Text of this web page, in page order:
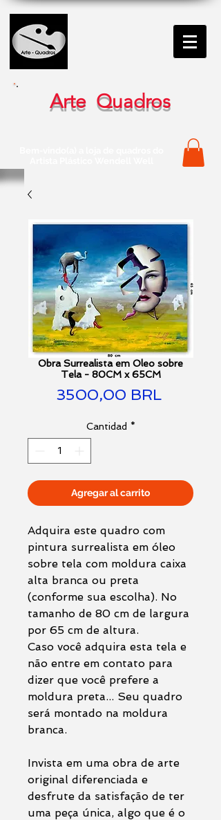
Arte Quadros
Obra Surrealista em Oleo sobre
Tela - 80CM x 65CM
3500,00 BRL
Cantidad *
Agregar al carrito
Adquira este quadro com
pintura surrealista em óleo
sobre tela com moldura caixa
alta branca ou preta
(conforme sua escolha). No
tamanho de 80 cm de largura
por 65 cm de altura.
Caso você adquira esta tela e
não entre em contato para
dizer que você prefere a
moldura preta... Seu quadro
será montado na moldura
branca.
Invista em uma obra de arte
original diferenciada e
desfrute da satisfação de ter
uma peça única, algo que é o